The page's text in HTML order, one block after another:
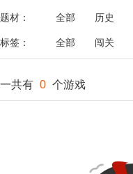
飞行
恋爱
题材： 全部 历史
标签： 全部 闯关
一共有 0 个游戏